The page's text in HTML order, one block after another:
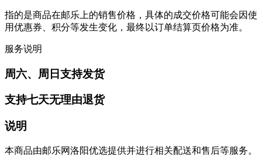
指的是商品在邮乐上的销售价格，具体的成交价格可能会因使
用优惠券、积分等发生变化，最终以订单结算页价格为准。
服务说明
周六、周日支持发货
支持七天无理由退货
说明
本商品由邮乐网洛阳优选提供并进行相关配送和售后等服务。